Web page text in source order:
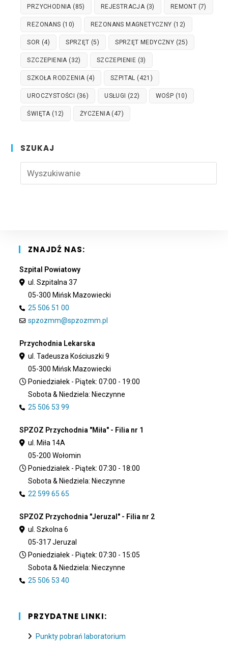
PRZYCHODNIA (85) REJESTRACJA (3) REMONT (7)
REZONANS (10) REZONANS MAGNETYCZNY (12)
SOR (4) SPRZĘT (5) SPRZĘT MEDYCZNY (25)
SZCZEPIENIA (32) SZCZEPIENIE (3)
SZKOŁA RODZENIA (4) SZPITAL (421)
UROCZYSTOŚCI (36) USŁUGI (22) WOŚP (10)
ŚWIĘTA (12) ŻYCZENIA (47)
SZUKAJ
ZNAJDŹ NAS:
Szpital Powiatowy
ul. Szpitalna 37
05-300 Mińsk Mazowiecki
25 506 51 00
spzozmm@spzozmm.pl
Przychodnia Lekarska
ul. Tadeusza Kościuszki 9
05-300 Mińsk Mazowiecki
Poniedziałek - Piątek: 07:00 - 19:00
Sobota & Niedziela: Nieczynne
25 506 53 99
SPZOZ Przychodnia "Miła" - Filia nr 1
ul. Miła 14A
05-200 Wołomin
Poniedziałek - Piątek: 07:30 - 18:00
Sobota & Niedziela: Nieczynne
22 599 65 65
SPZOZ Przychodnia "Jeruzal" - Filia nr 2
ul. Szkolna 6
05-317 Jeruzal
Poniedziałek - Piątek: 07:30 - 15:05
Sobota & Niedziela: Nieczynne
25 506 53 40
PRZYDATNE LINKI:
Punkty pobrań laboratorium